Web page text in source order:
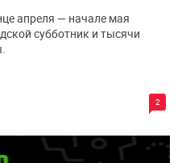
2
апреля — начале мая
субботник и тысячи